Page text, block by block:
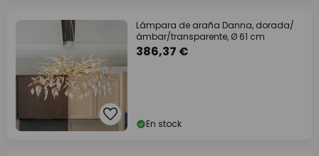
Lámpara de araña Danna, dorada/
ámbar/transparente, Ø 61 cm
386,37 €
En stock